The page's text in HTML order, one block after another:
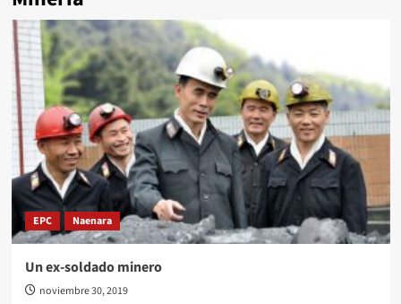
EPC Naenara
Un ex-soldado minero
noviembre 30, 2019